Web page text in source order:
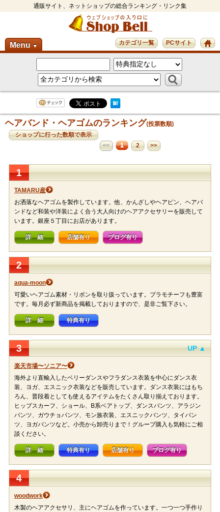
通販サイト、ネットショップの総合ランキング・リンク集
Menu ▼ PCサイト
カテゴリ一覧
ヘアバンド・ヘアゴムのランキング(投票数順)
ショップに行った数順で表示
<<
1 2 >>
1
TAMARU産
お洒落なヘアゴムを製作しています。他、かんざしやヘアピン、ヘアバ
ンドなど和装や洋装によく合う大人向けのヘアアクセサリーを販売して
います。銀座５丁目にお店があります。
詳 細 店舗有り ブログ有り
2
aqua-moon
可愛いヘアゴム素材・リボンを取り扱っています。プラモチーフも豊富
です。毎月必ず新商品を掲載しておりますので、是非ご覧下さい。
詳 細 特典有り
3 UP ▲
楽天市場〜ソニア〜
海外より直輸入したベリーダンスやフラダンス衣装を中心にダンス衣
装、ヨガ、エスニック衣装などを販売しています。ダンス衣装にはもち
ろん、普段着としても使えるアイテムをたくさん取り揃えております。
ヒップスカーフ、ショール、B系ベアトップ、ダンスパンツ、アラジン
パンツ、ガウチョパンツ、モン族衣装、エスニックパンツ、タイパン
ツ、ヨガパンツなど。小売から卸売りまで！グループ購入も気軽にご相
談ください。
詳 細 特典有り 店舗有り ブログ有り
4
woodwork
木製のヘアアクセサリ、主にヘアゴムを作っています。一つ一つ手作り